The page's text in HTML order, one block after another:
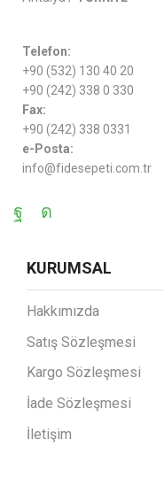
Telefon:
+90 (532) 130 40 20
+90 (242) 338 0 330
Fax:
+90 (242) 338 0331
e-Posta:
info@fidesepeti.com.tr
KURUMSAL
Hakkımızda
Satış Sözleşmesi
Kargo Sözleşmesi
İade Sözleşmesi
İletişim